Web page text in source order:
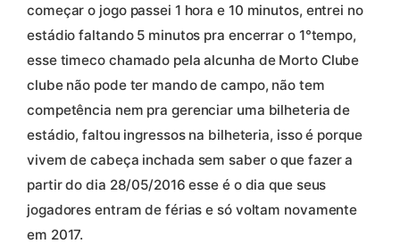
começar o jogo passei 1 hora e 10 minutos, entrei no
estádio faltando 5 minutos pra encerrar o 1°tempo,
esse timeco chamado pela alcunha de Morto Clube
clube não pode ter mando de campo, não tem
competência nem pra gerenciar uma bilheteria de
estádio, faltou ingressos na bilheteria, isso é porque
vivem de cabeça inchada sem saber o que fazer a
partir do dia 28/05/2016 esse é o dia que seus
jogadores entram de férias e só voltam novamente
em 2017.